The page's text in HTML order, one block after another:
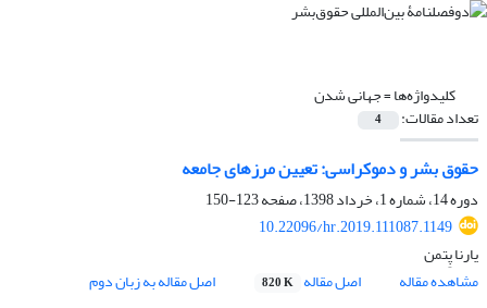
کلیدواژه‌ها =جهانی شدن
تعداد مقالات: 4
حقوق بشر و دموکراسی: تعیین مرزهای جامعه
دوره 14، شماره 1، خرداد 1398، صفحه
123-150
10.22096/hr.2019.111087.1149
یارنا پِتمن
مشاهده مقاله
اصل مقاله 820 K اصل مقاله به زبان دوم